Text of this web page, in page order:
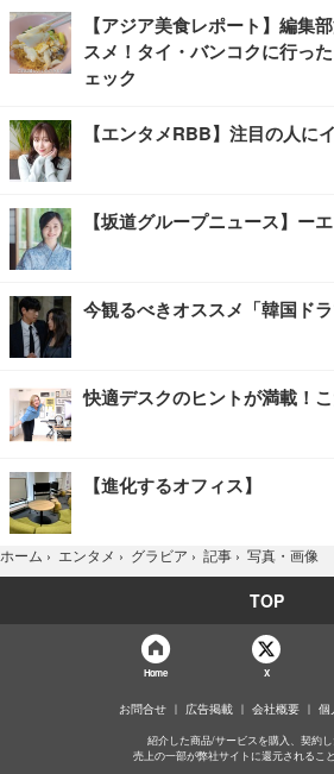
【アジア美食レポート】編集
スメ！タイ・バンコクに行っ
ェック
【エンタメRBB】注目の人に
【坂道グループニュース】ー
今観るべきオススメ「韓国ドラ
快適デスクのヒントが満載！
【進化するオフィス】
ホーム › エンタメ › グラビア › 記事 › 写真・画像
TOP
Home X
お問合せ 広告掲載 会社概要 個
紹介した商品/サービスを購入、契約し
売上の一部が弊社サイトに還元されるこ